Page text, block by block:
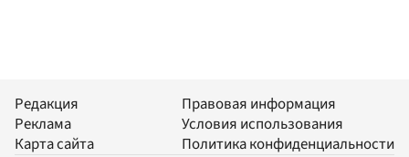
Редакция
Реклама
Карта сайта
Правовая информация
Условия использования
Политика конфиденциальности